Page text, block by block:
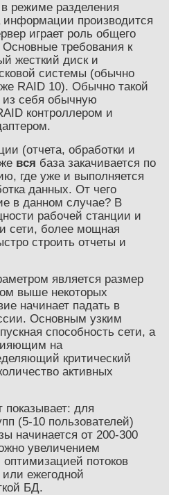
режиме разделения
производится
играет роль общего
требования к
жесткий диск и
системы (обычно
RAID 10). Обычно такой
из себя обычную
контроллером и
(отчета, обработки и
вся база закачивается по
где уже и выполняется
данных. От чего
в данном случае? В
рабочей станции и
сети, более мощная
строить отчеты и
является размер
выше некоторых
начинает падать в
Основным узким
способность сети, а
на
критический
активных
для
(5-10 пользователей)
начинается от 200-300
увеличением
потоков
ежегодной
БД.